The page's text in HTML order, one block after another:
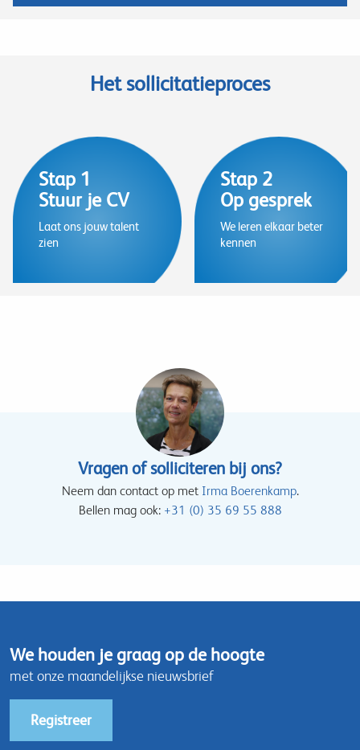
Het sollicitatieproces
Stuur je CV
Laat ons jouw talent
zien
Op gesprek
We leren elkaar beter
kennen
Vragen of solliciteren bij ons?
Neem dan contact op met Irma Boerenkamp.
Bellen mag ook: +31 (0) 35 69 55 888
We houden je graag op de hoogte
met onze maandelijkse nieuwsbrief
Registreer